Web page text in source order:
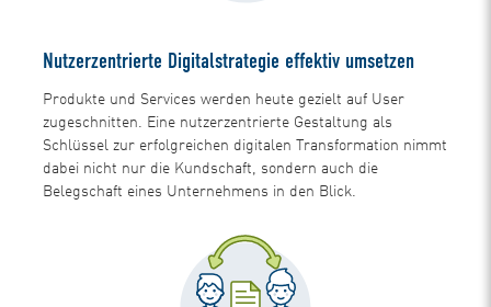
Nutzerzentrierte Digitalstrategie effektiv umsetzen
Produkte und Services werden heute gezielt auf User
zugeschnitten. Eine nutzerzentrierte Gestaltung als
Schlüssel zur erfolgreichen digitalen Transformation nimmt
dabei nicht nur die Kundschaft, sondern auch die
Belegschaft eines Unternehmens in den Blick.